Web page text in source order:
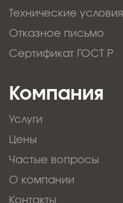
Технические условия
Отказное письмо
Сертификат ГОСТ Р
Компания
Услуги
Цены
Частые вопросы
О компании
Контакты